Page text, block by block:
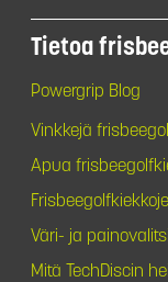
Tietoa
Powergrip Blog
Vinkkejä
Apua
Väri- ja
Mitä TechDiscin